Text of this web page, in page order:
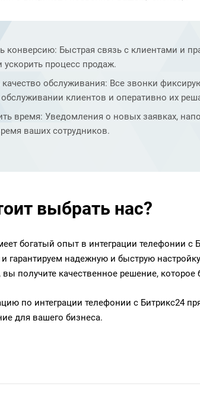
конверсию: Быстрая связь с клиентами и
ускорить процесс продаж.
обслуживания: Все звонки
клиентов и оперативно их
время: Уведомления о новых заявках,
ваших сотрудников.
выбрать нас?
богатый опыт в интеграции телефонии с
гарантируем надежную и быструю
получите качественное решение, которое
по интеграции телефонии с Битрикс24
для вашего бизнеса.